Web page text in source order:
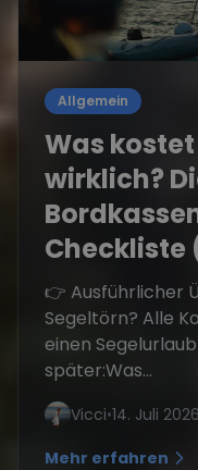
Allgemein
Was
wirklich?
Checkliste
👉 Ausführlicher
Segeltörn? Alle
einen
später:Was...
Vicci•14. Juli 2026
Mehr erfahren